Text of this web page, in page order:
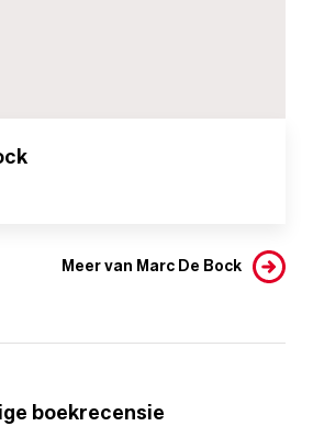
Meer van Marc De Bock
boekrecensie